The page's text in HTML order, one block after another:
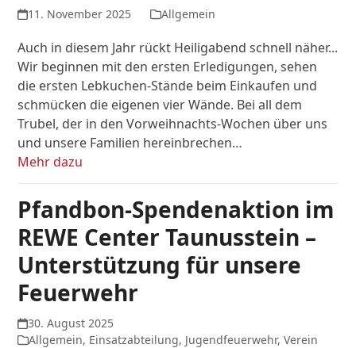
11. November 2025 Allgemein
Auch in diesem Jahr rückt Heiligabend schnell näher...
Wir beginnen mit den ersten Erledigungen, sehen
die ersten Lebkuchen-Stände beim Einkaufen und
schmücken die eigenen vier Wände. Bei all dem
Trubel, der in den Vorweihnachts-Wochen über uns
und unsere Familien hereinbrechen…
Mehr dazu
Pfandbon-Spendenaktion im
REWE Center Taunusstein –
Unterstützung für unsere
Feuerwehr
30. August 2025
Allgemein, Einsatzabteilung, Jugendfeuerwehr,Verein